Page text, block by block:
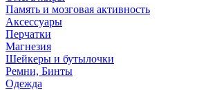
Память и мозговая активность
Аксессуары
Перчатки
Магнезия
Шейкеры и бутылочки
Ремни, Бинты
Одежда